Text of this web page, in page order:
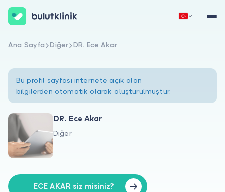
Hakkımızda
Doktorlar için
Hemen Kaydol
Ana Sayfa Diğer DR. Ece Akar
Bu profil sayfası internete açık olan
bilgilerden otomatik olarak oluşturulmuştur.
DR. Ece Akar
Diğer
ECE AKAR siz misiniz?